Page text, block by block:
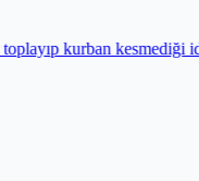
edilen BOLSEV bu yıl